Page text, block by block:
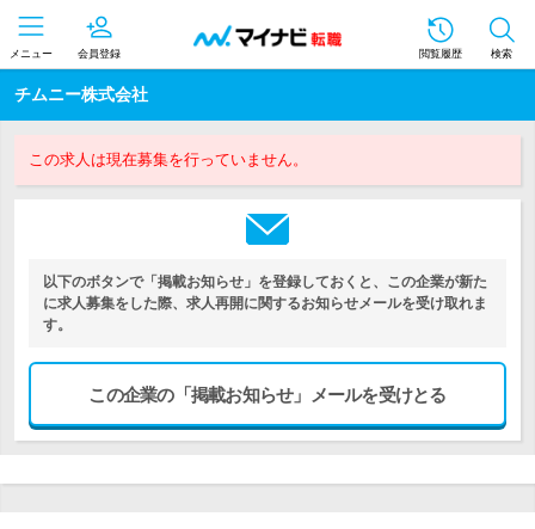
メニュー 会員登録 閲覧履歴 検索
チムニー株式会社
この求人は現在募集を行っていません。
以下のボタンで「掲載お知らせ」を登録しておくと、この企業が新た
に求人募集をした際、求人再開に関するお知らせメールを受け取れま
す。
この企業の「掲載お知らせ」メールを受けとる